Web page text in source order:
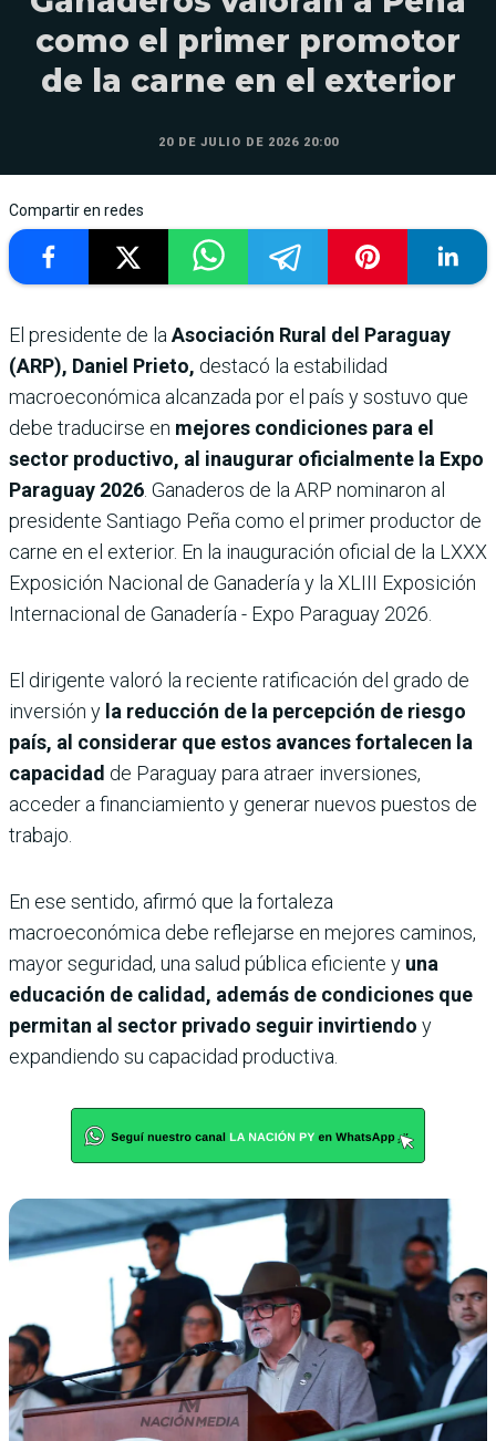
como el primer promotor
de la carne en el exterior
20 DE JULIO DE 2026 20:00
Compartir en redes
El presidente de laAsociación Rural del Paraguay
(ARP), Daniel Prieto, destacó la estabilidad
macroeconómica alcanzada por el país y sostuvo que
debe traducirse en mejores condiciones para el
sector productivo, al inaugurar oficialmente la Expo
Paraguay 2026. Ganaderos de la ARP nominaron al
presidente Santiago Peña como el primer productor de
carne en el exterior. En la inauguración oficial de la LXXX
Exposición Nacional de Ganadería y la XLIII Exposición
Internacional de Ganadería - Expo Paraguay 2026.
El dirigente valoró la reciente ratificación del grado de
inversión y la reducción de la percepción de riesgo
país, al considerar que estos avances fortalecen la
capacidad de Paraguay para atraer inversiones,
acceder a financiamiento y generar nuevos puestos de
trabajo.
En ese sentido, afirmó que la fortaleza
macroeconómica debe reflejarse en mejores caminos,
mayor seguridad, una salud pública eficiente y una
educación de calidad, además de condiciones que
permitan al sector privado seguir invirtiendo y
expandiendo su capacidad productiva.